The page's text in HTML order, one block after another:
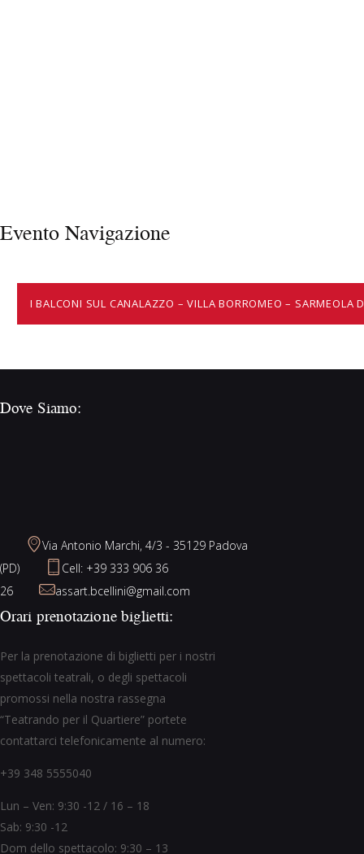
Evento Navigazione
I BALCONI SUL CANALAZZO – VILLA BORROMEO – SARMEOLA
Dove Siamo:
Via Antonio Marchi, 4/3 - 35129 Padova
(PD)
Cell: +39 333 906 36
26
assart.bcellini@gmail.com
Orari prenotazione biglietti:
Per la prenotazione di biglietti per i nostri
spettacoli teatrali, o degli spettacoli
promossi nella nostra rassegna
“Teatrando per il Quartiere” portete
contattarci telefonicamente al numero:
+39 348 5555040
Lun – Ven: 9:30 -12 / 16 – 18
Sab: 9:30 -12
Dom dello spettacolo: 9:30 – 13